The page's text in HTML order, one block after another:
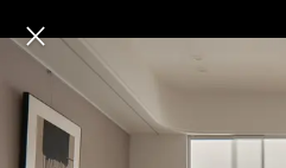
柔霧飛漾 拾光
×